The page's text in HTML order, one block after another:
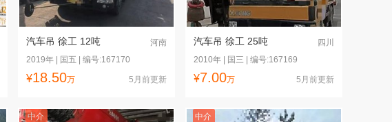
汽车吊 徐工 12吨
河南
2019年 | 国五 | 编号:167170
¥18.50万 5月前更新
汽车吊 徐工 25吨
四川
2010年 | 国三 | 编号:167169
¥7.00万 5月前更新
中介
中介